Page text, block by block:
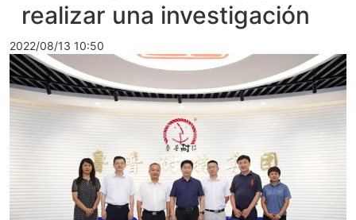
realizar una investigación
2022/08/13 10:50